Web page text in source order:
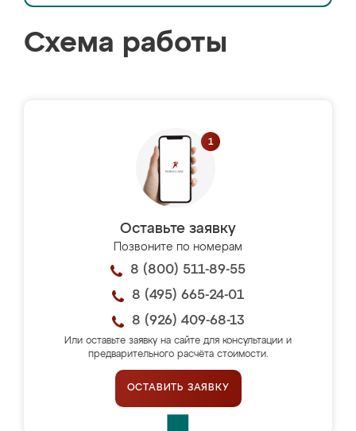
Схема работы
Оставьте заявку
Позвоните по номерам
8 (800) 511-89-55
8 (495) 665-24-01
8 (926) 409-68-13
Или оставьте заявку на сайте для консультации и
предварительного расчёта стоимости.
ОСТАВИТЬ ЗАЯВКУ